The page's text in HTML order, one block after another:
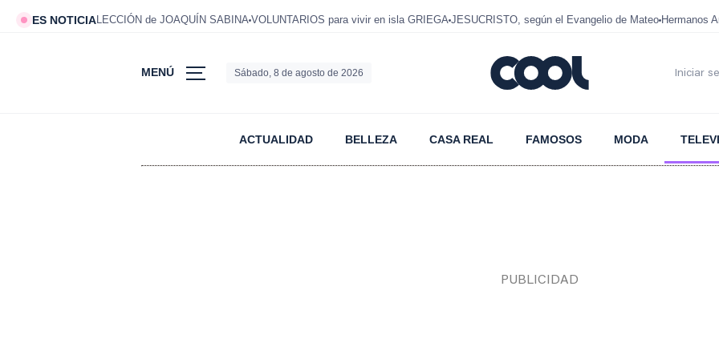
ES NOTICIALECCIÓN de JOAQUÍN SABINA VOLUNTARIOS para vivir en isla GRIEGA JESUCRISTO, según el Evangelio de Mateo Hermanos
MENÚ Sábado, 8 de agosto de 2026 Iniciar
ACTUALIDAD BELLEZA CASA REAL FAMOSOS MODA